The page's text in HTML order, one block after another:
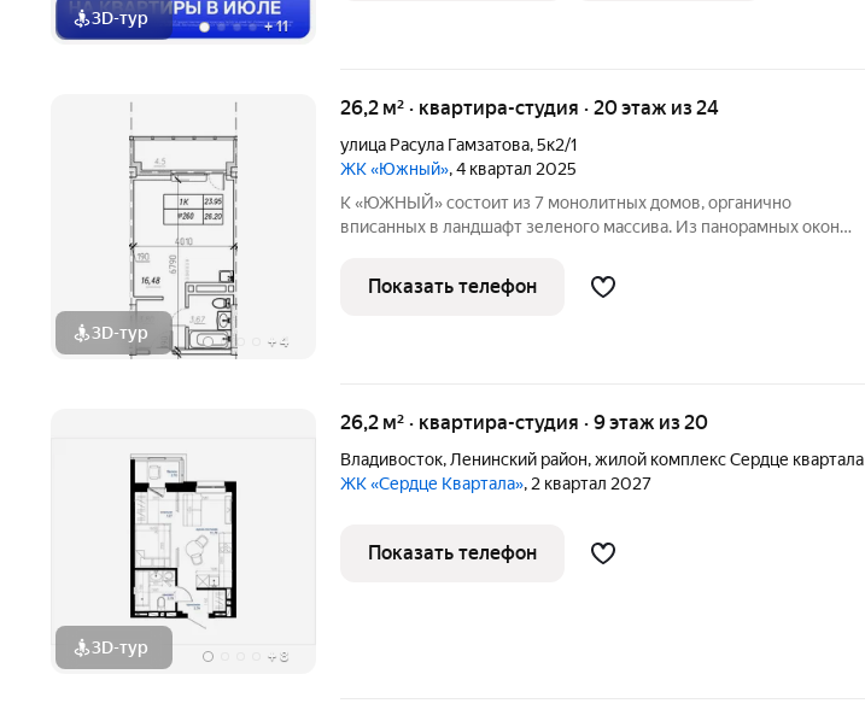
3D-тур +11
3D-тур + 4
26,2 м² · квартира-студия · 20 этаж из 24
улица Расула Гамзатова,5к2/1
ЖК «Южный», 4 квартал 2025
К «ЮЖНЫЙ» состоит из 7 монолитных домов, органично
вписанных в ландшафт зеленого массива. Из панорамных окон
территория и современная инфраструктура создадут все условия
для вашей
Показать телефон
3D-тур + 8
26,2 м² · квартира-студия · 9 этаж из 20
Владивосток, Ленинский район,жилой комплекс Сердце квартала
ЖК «Сердце Квартала», 2 квартал 2027
Показать телефон